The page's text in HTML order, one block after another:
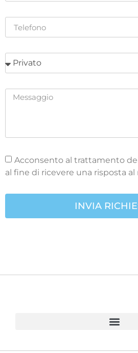
Acconsento al trattamento
al fine di ricevere una risposta
INVIA